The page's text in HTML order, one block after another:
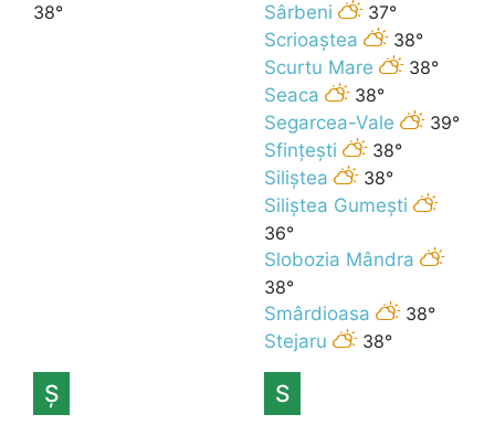
38°
Sârbeni
37°
Scrioaștea
38°
Scurtu Mare
38°
Seaca
38°
Segarcea-Vale
39°
Sfințești
38°
Siliștea
38°
Siliștea Gumești
36°
Slobozia Mândra
38°
Smârdioasa
38°
Stejaru
38°
Ș S